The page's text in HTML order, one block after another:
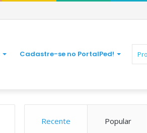
Cadastre-se no PortalPed!
Recente Popular